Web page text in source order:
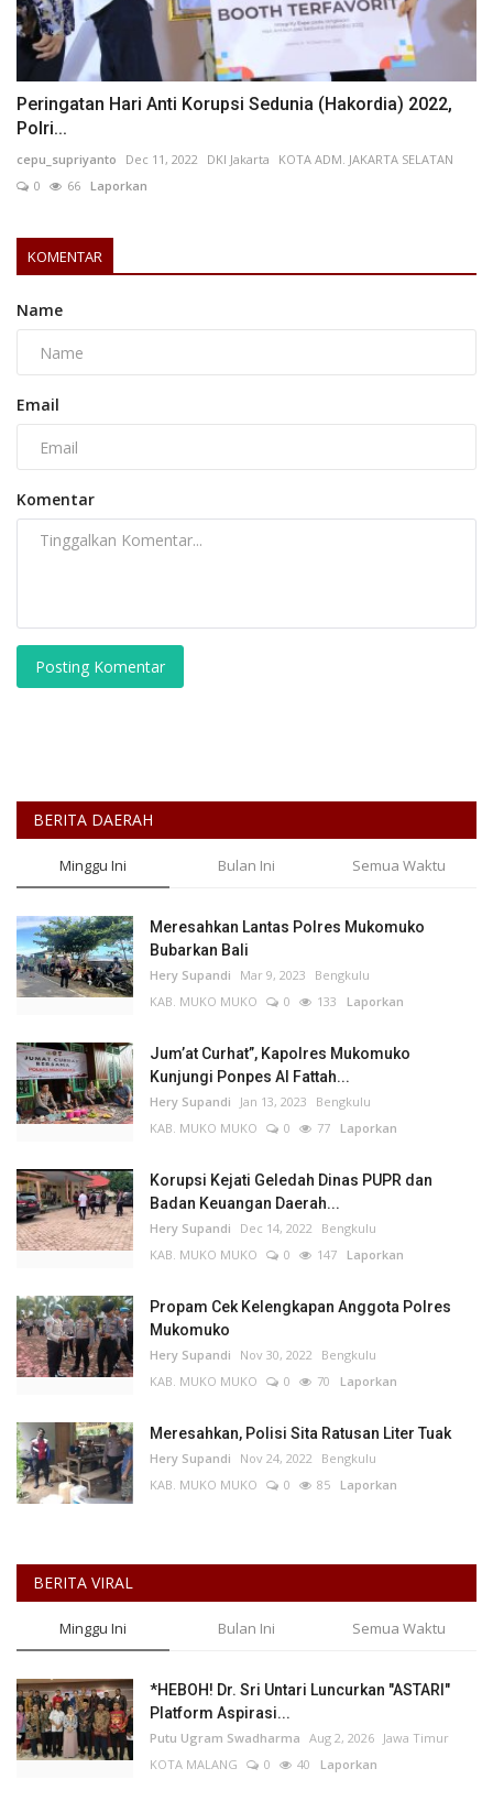
Peringatan Hari Anti Korupsi Sedunia (Hakordia) 2022,
Polri...
cepu_supriyanto Dec 11, 2022 DKI Jakarta
KOTA ADM. JAKARTA SELATAN
0
66 Laporkan
KOMENTAR
Name
Email
Komentar
Posting Komentar
BERITA DAERAH
Minggu Ini Bulan Ini Semua Waktu
Meresahkan Lantas Polres Mukomuko
Bubarkan Bali
Hery Supandi Mar 9, 2023
Bengkulu
KAB. MUKO MUKO
0 133 Laporkan
Jum’at Curhat”, Kapolres Mukomuko
Kunjungi Ponpes Al Fattah...
Hery Supandi Jan 13, 2023
Bengkulu
KAB. MUKO MUKO
0 77 Laporkan
Korupsi Kejati Geledah Dinas PUPR dan
Badan Keuangan Daerah...
Hery Supandi Dec 14, 2022
Bengkulu
KAB. MUKO MUKO
0 147 Laporkan
Propam Cek Kelengkapan Anggota Polres
Mukomuko
Hery Supandi Nov 30, 2022
Bengkulu
KAB. MUKO MUKO
0 70 Laporkan
Meresahkan, Polisi Sita Ratusan Liter Tuak
Hery Supandi Nov 24, 2022
Bengkulu
KAB. MUKO MUKO
0 85 Laporkan
BERITA VIRAL
Minggu Ini Bulan Ini Semua Waktu
*HEBOH! Dr. Sri Untari Luncurkan "ASTARI"
Platform Aspirasi...
Putu Ugram Swadharma Aug 2, 2026 Jawa Timur
KOTA MALANG
0 40 Laporkan